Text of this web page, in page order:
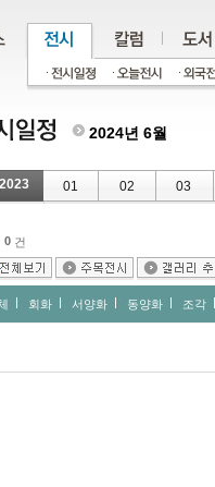
2024년 6월
2023 01 02 03
0 건
회화 서양화 동양화 조각